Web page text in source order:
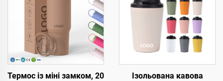
Термос із міні замком, 20
Ізольована кавова